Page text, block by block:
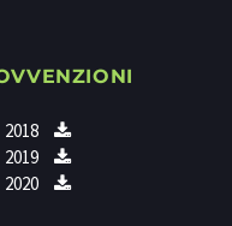
2018
2019
2020